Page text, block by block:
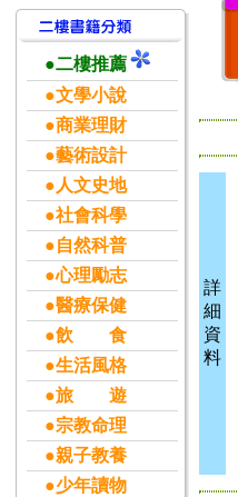
●二樓推薦
●文學小說
●商業理財
●藝術設計
●人文史地
●社會科學
●自然科普
●心理勵志
●醫療保健
●飲 食
●生活風格
●旅 遊
●宗教命理
●親子教養
●少年讀物
詳
細
資
料